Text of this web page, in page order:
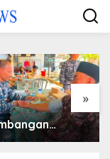
»
Hidayah,